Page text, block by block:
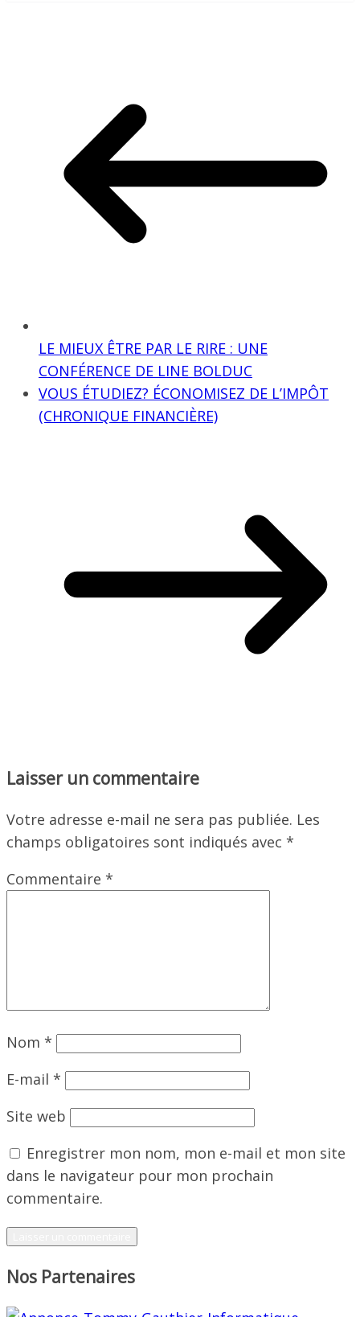
LE MIEUX ÊTRE PAR LE RIRE : UNE
CONFÉRENCE DE LINE BOLDUC
VOUS ÉTUDIEZ? ÉCONOMISEZ DE L’IMPÔT
(CHRONIQUE FINANCIÈRE)
Laisser un commentaire
Votre adresse e-mail ne sera pas publiée. Les
champs obligatoires sont indiqués avec *
Commentaire *
Nom *
E-mail *
Site web
Enregistrer mon nom, mon e-mail et mon site
dans le navigateur pour mon prochain
commentaire.
Nos Partenaires